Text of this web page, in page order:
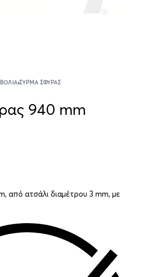
›ΣΎΡΜΑ ΣΦΎΡΑΣ
940 mm
από ατσάλι διαμέτρου 3 mm, με